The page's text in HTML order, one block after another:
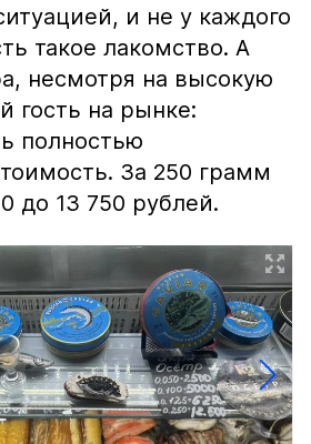
и не у каждого
такое лакомство. А
несмотря на высокую
гость на рынке:
полностью
За 250 грамм
до 13 750 рублей.